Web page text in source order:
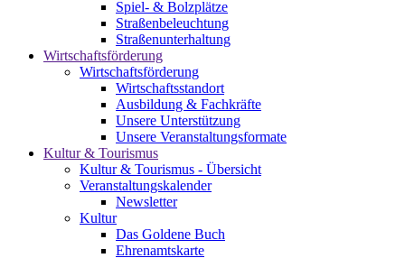
Spiel- & Bolzplätze
Straßenbeleuchtung
Straßenunterhaltung
Wirtschaftsförderung
Wirtschaftsförderung
Wirtschaftsstandort
Ausbildung & Fachkräfte
Unsere Unterstützung
Unsere Veranstaltungsformate
Kultur & Tourismus
Kultur & Tourismus - Übersicht
Veranstaltungskalender
Newsletter
Kultur
Das Goldene Buch
Ehrenamtskarte